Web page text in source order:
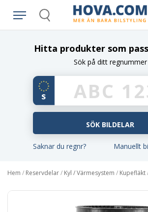
Search
Hitta produkter som
Sök på ditt regnummer
Saknar du regnr? Manuellt
Hem / Reservdelar/ Kyl / Värmesystem / Kupefläkt